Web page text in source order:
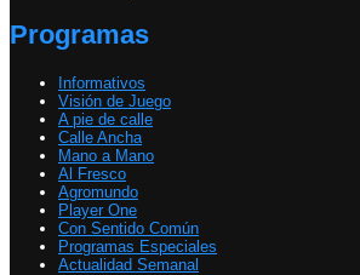
Programas
Informativos
Visión de Juego
A pie de calle
Calle Ancha
Mano a Mano
Al Fresco
Agromundo
Player One
Con Sentido Común
Programas Especiales
Actualidad Semanal